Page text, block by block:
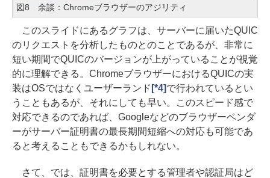
図8 余談：Chromeブラウザーのアジリティ
このスライドにあるグラフは、サーバーに届いたQUIC
のリクエストを分析したものとのことであるが、非常に
短い期間でQUICのバージョンが上がっていることが視覚
的に理解できる。ChromeブラウザーにおけるQUICの実
装はOSではなくユーザーランド [*4]で行われているとい
うこともあるが、それにしても早い。このスピード感で
対応できるのであれば、Googleなどのブラウザーベンダ
ーがサーバー証明書の最長期間短縮への対応も可能であ
ると考えることもできるかもしれない。
さて、では、証明書を必要とする管理者や認証局はど